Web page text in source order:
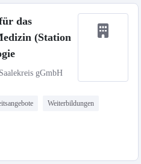
das
(Station
gGmbH
Weiterbildungen